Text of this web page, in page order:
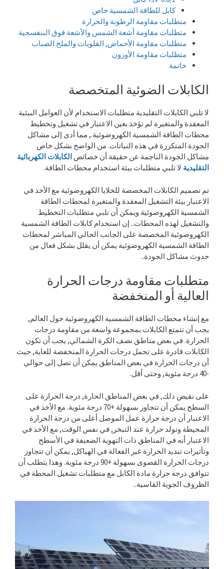
كابل للطاقة الشمسية خاص
متطلبات مقاومة الرطوبة والحرارة
متطلبات مقاومة أشعة الشمس والأشعة فوق البنفسجية
متطلبات مقاومة الأحماض, القلويات والملح الضباب
متطلبات مقاومة الأوزون
خاتمة
الكابلات الضوئية المتخصصة
لا تلبي الكابلات التقليدية متطلبات الاستخدام لأن العوامل البيئية
المعقدة والمتغيرة لم تؤخذ بعين الاعتبار في تشغيل وتخطيط
محطات الطاقة الشمسية الكهروضوئية., مما أدى إلى مشاكل
الجودة المتكررة في هذه النباتات. من الواضح بشكل خاص
مشاكل الجودة الناجمة عن حقيقة أن خصائص الكابلات الكهربائية
التقليدية لا تلبي متطلبات بيئة استخدام محطات الطاقة.
تم تصميم الكابلات المخصصة للخلايا الكهروضوئية مع الأخذ في
الاعتبار بيئة التشغيل المعقدة والمتغيرة لمحطات الطاقة
الشمسية الكهروضوئية ويمكن أن تلبي متطلبات التخطيط
والتشغيل لهذه المحطات.. إن استخدام كابلات الطاقة الشمسية
الكهروضوئية المخصصة على الجانب الحالي المباشر لمحطات
الطاقة الشمسية الكهروضوئية يمكن أن يقلل بشكل فعال من
حدوث مشاكل الجودة..
متطلبات مقاومة درجات الحرارة
العالية أو المنخفضة
مع إنشاء محطات الطاقة الشمسية الكهروضوئية حول العالم,
يجب أن تتمتع الكابلات بمجموعة واسعة من مقاومة درجات
الحرارة. في بعض مناطق نصف الكرة الشمالي, يجب أن تكون
الكابلات قادرة على تحمل درجات الحرارة المنخفضة للغاية, حيث
أن درجات الحرارة في بعض المناطق يمكن أن تصل إلى حوالي
-40 درجة مئوية, وحتى أقل.
على نقيض ذلك, في بعض المناطق الحارة, درجة الحرارة على
السطح يمكن أن تتجاوز بسهولة +70 درجة مئوية. مع الأخذ في
الاعتبار أن درجة حرارة عمل الموصل أعلى من درجة الحرارة
المحيطة وتولد حرارة عند التبخر, في نفس الوقت, مع الأخذ في
الاعتبار أنه في المناطق ذات التهوية الضعيفة في الأسطح
وتأثيرات تبديد الحرارة غير الفعالة في الهياكل, يمكن أن تتجاوز
درجات الحرارة القصوى بسهولة +90 درجة مئوية. وهذا يتطلب أن
تتوافق درجة حرارة مادة الكابل مع متطلبات تشغيل المحطة في
الظروف الجوية القاسية..